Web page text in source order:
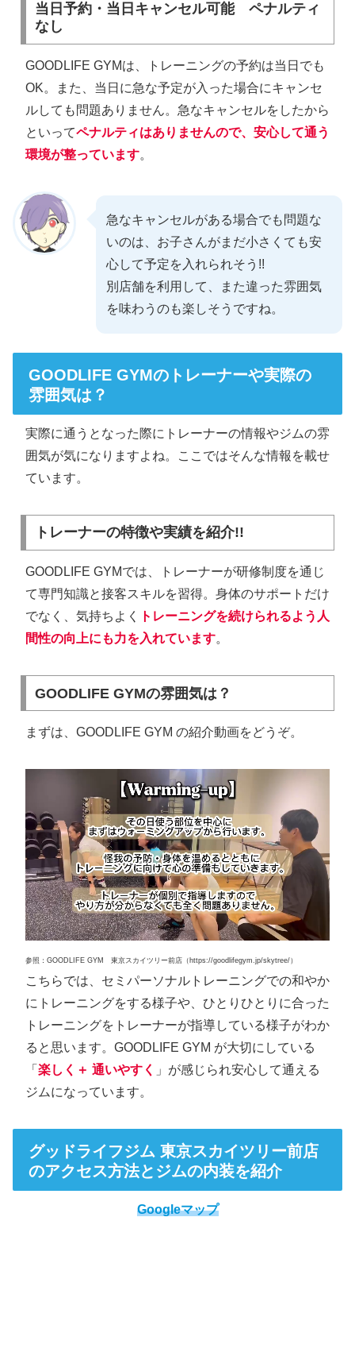
当日予約・当日キャンセル可能 ペナルティ
なし
GOODLIFE GYMは、トレーニングの予約は当日でも
OK。また、当日に急な予定が入った場合にキャンセ
ルしても問題ありません。急なキャンセルをしたから
といってペナルティはありませんので、安心して通う
環境が整っています。
急なキャンセルがある場合でも問題な
いのは、お子さんがまだ小さくても安
心して予定を入れられそう!!
別店舗を利用して、また違った雰囲気
を味わうのも楽しそうですね。
GOODLIFE GYMのトレーナーや実際の
雰囲気は？
実際に通うとなった際にトレーナーの情報やジムの雰
囲気が気になりますよね。ここではそんな情報を載せ
ています。
トレーナーの特徴や実績を紹介!!
GOODLIFE GYMでは、トレーナーが研修制度を通じ
て専門知識と接客スキルを習得。身体のサポートだけ
でなく、気持ちよく
トレーニングを続けられるよう人
間性の向上にも力を入れています。
GOODLIFE GYMの雰囲気は？
まずは、GOODLIFE GYM の紹介動画をどうぞ。
参照：GOODLIFE GYM 東京スカイツリー前店（https://goodlifegym.jp/skytree/）
こちらでは、セミパーソナルトレーニングでの和やか
にトレーニングをする様子や、ひとりひとりに合った
トレーニングをトレーナーが指導している様子がわか
ると思います。GOODLIFE GYM が大切にしている
「 楽しく＋ 通いやすく
」が感じられ安心して通える
ジムになっています。
グッドライフジム 東京スカイツリー前店
のアクセス方法とジムの内装を紹介
Googleマップ